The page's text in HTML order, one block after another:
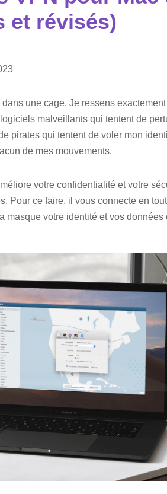
et révisés)
une cage. Je ressens
malveillants qui tentent de
pirates qui tentent de voler mon
de mes mouvements.
votre confidentialité et votre
Pour ce faire, il vous connecte en
votre identité et vos données